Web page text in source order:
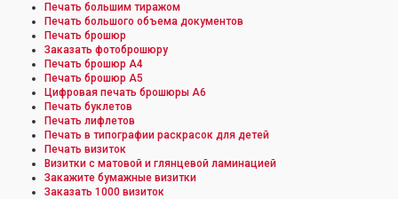
Печать большим тиражом
Печать большого объема документов
Печать брошюр
Заказать фотоброшюру
Печать брошюр А4
Печать брошюр А5
Цифровая печать брошюры А6
Печать буклетов
Печать лифлетов
Печать в типографии раскрасок для детей
Печать визиток
Визитки с матовой и глянцевой ламинацией
Закажите бумажные визитки
Заказать 1000 визиток